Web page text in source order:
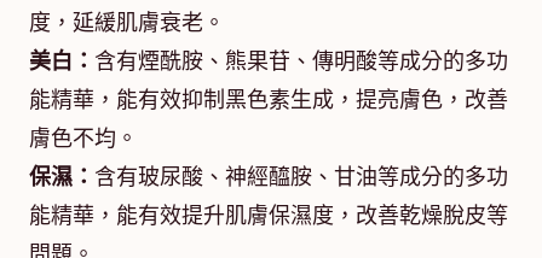
度，延緩肌膚衰老。
美白： 含有煙酰胺、熊果苷、傳明酸等成分的多功
能精華，能有效抑制黑色素生成，提亮膚色，改善
膚色不均。
保濕： 含有玻尿酸、神經醯胺、甘油等成分的多功
能精華，能有效提升肌膚保濕度，改善乾燥脫皮等